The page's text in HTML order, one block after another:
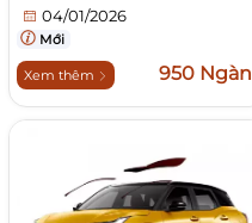
04/01/2026
Mới
Xem thêm 950 Ngàn